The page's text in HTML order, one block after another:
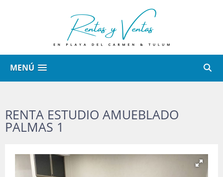
MENÚ
RENTA ESTUDIO AMUEBLADO
PALMAS 1